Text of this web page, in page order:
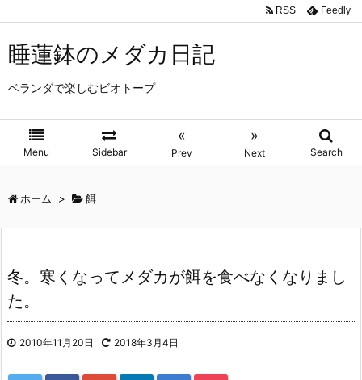
睡蓮鉢のメダカ日記
ベランダで楽しむビオトープ
Menu Sidebar
«
Prev
»
Next Search
RSS Feedly
ホーム > 餌
冬。寒くなってメダカが餌を食べなくなりまし
た。
2010年11月20日 2018年3月4日